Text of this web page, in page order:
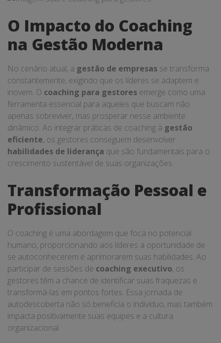
O Impacto do Coaching
na Gestão Moderna
No cenário atual, a gestão de empresas se transforma
constantemente, exigindo que os líderes se adaptem e
inovem. O coaching para gestores emerge como uma
ferramenta essencial para aqueles que buscam não
apenas sobreviver, mas prosperar nesse ambiente
dinâmico. Ao integrar práticas de coaching à gestão
eficiente, os gestores conseguem desenvolver
habilidades de liderança que são fundamentais para o
crescimento sustentável de suas organizações.
Transformação Pessoal e
Profissional
O coaching é uma abordagem que foca no potencial
humano, proporcionando aos líderes a oportunidade de
se autoconhecerem e aprimorarem suas habilidades. Ao
participar de sessões de coaching executivo, os
gestores têm a chance de identificar suas fraquezas e
transformá-las em pontos fortes. Essa jornada de
autodescoberta não só beneficia o indivíduo, mas também
impacta positivamente suas equipes e a cultura
organizacional.